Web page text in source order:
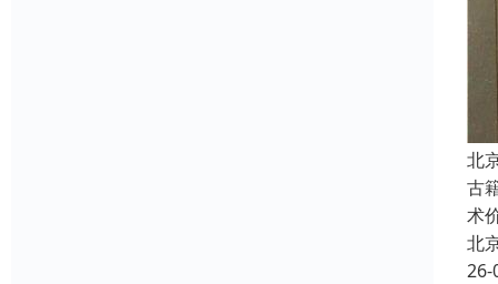
北
古
术
北
26-